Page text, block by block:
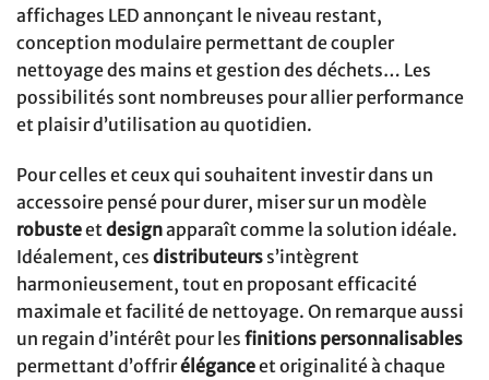
affichages LED annonçant le niveau restant,
conception modulaire permettant de coupler
nettoyage des mains et gestion des déchets… Les
possibilités sont nombreuses pour allier performance
et plaisir d’utilisation au quotidien.
Pour celles et ceux qui souhaitent investir dans un
accessoire pensé pour durer, miser sur un modèle
robusteet designapparaît comme la solution idéale.
Idéalement, ces distributeurs s’intègrent
harmonieusement, tout en proposant efficacité
maximale et facilité de nettoyage. On remarque aussi
un regain d’intérêt pour les finitions personnalisables
permettant d’offriréléganceet originalité à chaque